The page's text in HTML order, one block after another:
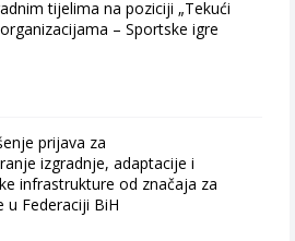
tijelima na poziciji „Tekući
– Sportske igre
prijava za
izgradnje, adaptacije i
infrastrukture od značaja za
u Federaciji BiH